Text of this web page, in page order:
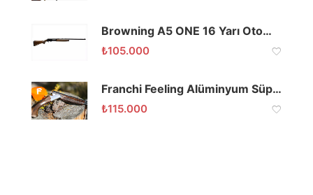
Browning A5 ONE 16 Yarı Otomatik
₺105.000
Franchi Feeling Alüminyum Süperpoze 12
₺115.000